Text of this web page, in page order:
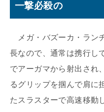
一撃必殺の
メガ・バズーカ・ラン
長なので、通常は携行し
でアーガマから射出され
るグリップを掴んで肩に
たスラスターで高速移動